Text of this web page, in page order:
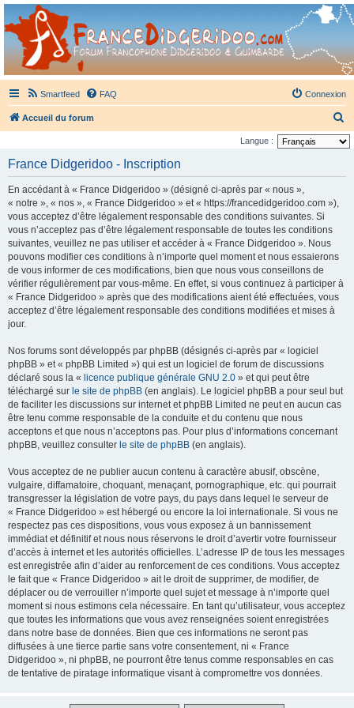
France Didgeridoo
Didgeridoo et Guimbarde sur France Didgeridoo - retrouvez la communauté.
Smartfeed FAQ Connexion
Accueil du forum
e
h
Langue :
France Didgeridoo - Inscription
En accédant à « France Didgeridoo » (désigné ci-après par « nous »,
« notre », « nos », « France Didgeridoo » et « https://francedidgeridoo.com »),
vous acceptez d’être légalement responsable des conditions suivantes. Si
vous n’acceptez pas d’être légalement responsable de toutes les conditions
suivantes, veuillez ne pas utiliser et accéder à « France Didgeridoo ». Nous
pouvons modifier ces conditions à n’importe quel moment et nous essaierons
de vous informer de ces modifications, bien que nous vous conseillons de
vérifier régulièrement par vous-même. En effet, si vous continuez à participer à
« France Didgeridoo » après que des modifications aient été effectuées, vous
acceptez d’être légalement responsable des conditions modifiées et mises à
jour.
Nos forums sont développés par phpBB (désignés ci-après par « logiciel
phpBB » et « phpBB Limited ») qui est un logiciel de forum de discussions
déclaré sous la « licence publique générale GNU 2.0 » et qui peut être
téléchargé sur le site de phpBB (en anglais). Le logiciel phpBB a pour seul but
de faciliter les discussions sur internet et phpBB Limited ne peut en aucun cas
être tenu comme responsable de la conduite et du contenu que nous
acceptons et que nous n’acceptons pas. Pour plus d’informations concernant
phpBB, veuillez consulter le site de phpBB (en anglais).
Vous acceptez de ne publier aucun contenu à caractère abusif, obscène,
vulgaire, diffamatoire, choquant, menaçant, pornographique, etc. qui pourrait
transgresser la législation de votre pays, du pays dans lequel le serveur de
« France Didgeridoo » est hébergé ou encore la loi internationale. Si vous ne
respectez pas ces dispositions, vous vous exposez à un bannissement
immédiat et définitif et nous nous réservons le droit d’avertir votre fournisseur
d’accès à internet et les autorités officielles. L’adresse IP de tous les messages
est enregistrée afin d’aider au renforcement de ces conditions. Vous acceptez
le fait que « France Didgeridoo » ait le droit de supprimer, de modifier, de
déplacer ou de verrouiller n’importe quel sujet et message à n’importe quel
moment si nous estimons cela nécessaire. En tant qu’utilisateur, vous acceptez
que toutes les informations que vous avez renseignées soient enregistrées
dans notre base de données. Bien que ces informations ne seront pas
diffusées à une tierce partie sans votre consentement, ni « France
Didgeridoo », ni phpBB, ne pourront être tenus comme responsables en cas
de tentative de piratage informatique visant à compromettre vos données.